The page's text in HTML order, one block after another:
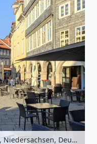
Fachwerkhäuser in Wolfenbüttel, Niedersachsen, Deutschland